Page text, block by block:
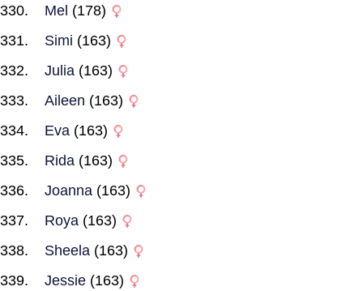
Mel (178)
Simi (163)
Julia (163)
Aileen (163)
Eva (163)
Rida (163)
Joanna (163)
Roya (163)
Sheela (163)
Jessie (163)